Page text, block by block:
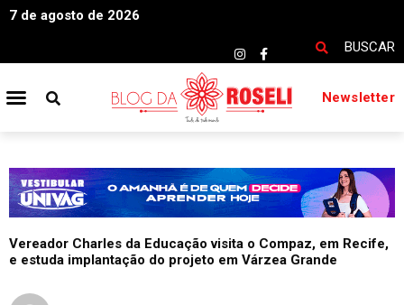
7 de agosto de 2026
BUSCAR
Newsletter
Vereador Charles da Educação visita o Compaz, em Recife,
e estuda implantação do projeto em Várzea Grande